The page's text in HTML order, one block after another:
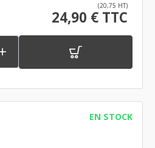
(20,75 HT)
24,90 € TTC
EN STOCK